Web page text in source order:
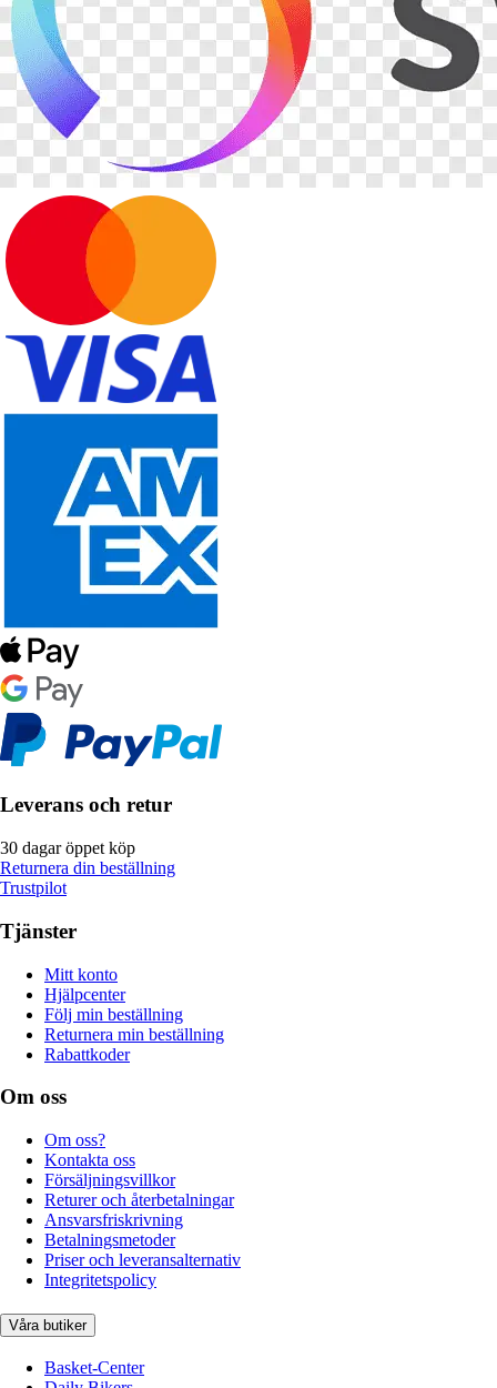
Leverans och retur
30 dagar öppet köp
Returnera din beställning
Trustpilot
Tjänster
Mitt konto
Hjälpcenter
Följ min beställning
Returnera min beställning
Rabattkoder
Om oss
Om oss?
Kontakta oss
Försäljningsvillkor
Returer och återbetalningar
Ansvarsfriskrivning
Betalningsmetoder
Priser och leveransalternativ
Integritetspolicy
Våra butiker
Basket-Center